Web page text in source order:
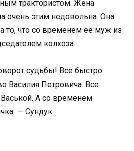
трактористом. Жена
очень этим недовольна. Она
то, что со временем её муж из
колхоза.
судьбы! Все быстро
Василия Петровича. Все
А со временем
— Сундук.